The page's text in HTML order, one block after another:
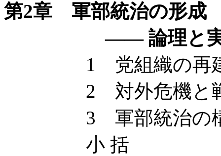
第2章 軍部統治の形成
—— 論理と実
1 党組織の再建
2 対外危機と戦
3 軍部統治の構
小 括